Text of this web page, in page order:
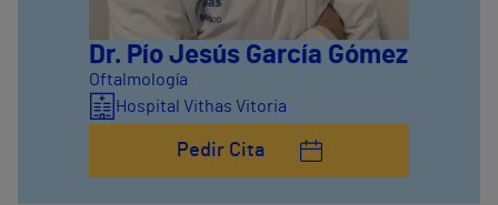
Dr. Pío Jesús García Gómez
Oftalmología
Hospital Vithas Vitoria
Pedir Cita